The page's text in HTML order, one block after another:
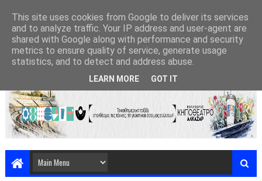
This site uses cookies from Google to deliver its services
and to analyze traffic. Your IP address and user-agent are
shared with Google along with performance and security
metrics to ensure quality of service, generate usage
statistics, and to detect and address abuse.
LEARN MORE GOT IT